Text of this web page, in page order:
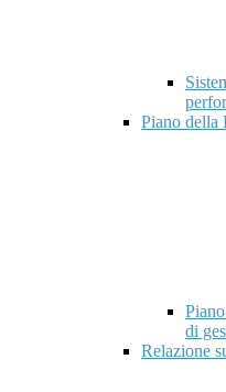
Piano della
di
Relazione